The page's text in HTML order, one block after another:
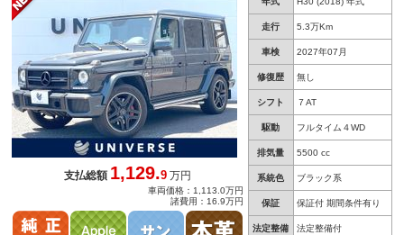
シートヒーター／ベンチレーション ＥＴＣ 禁
煙車
走行 5.3万Km
車検 2027年07月
修復歴 無し
シフト ７AT
駆動 フルタイム４WD
排気量 5500 cc
系統色 ブラック系
保証 保証付 期間条件有り
法定整備 法定整備付
支払総額1,129.9 万円
車両価格：1,113.0万円
諸費用：16.9万円